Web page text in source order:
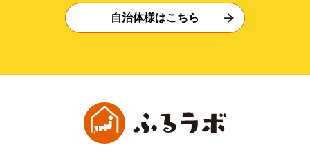
自治体様はこちら